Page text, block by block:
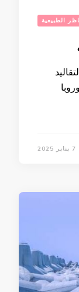
الطبيعية
7 يناير 2025